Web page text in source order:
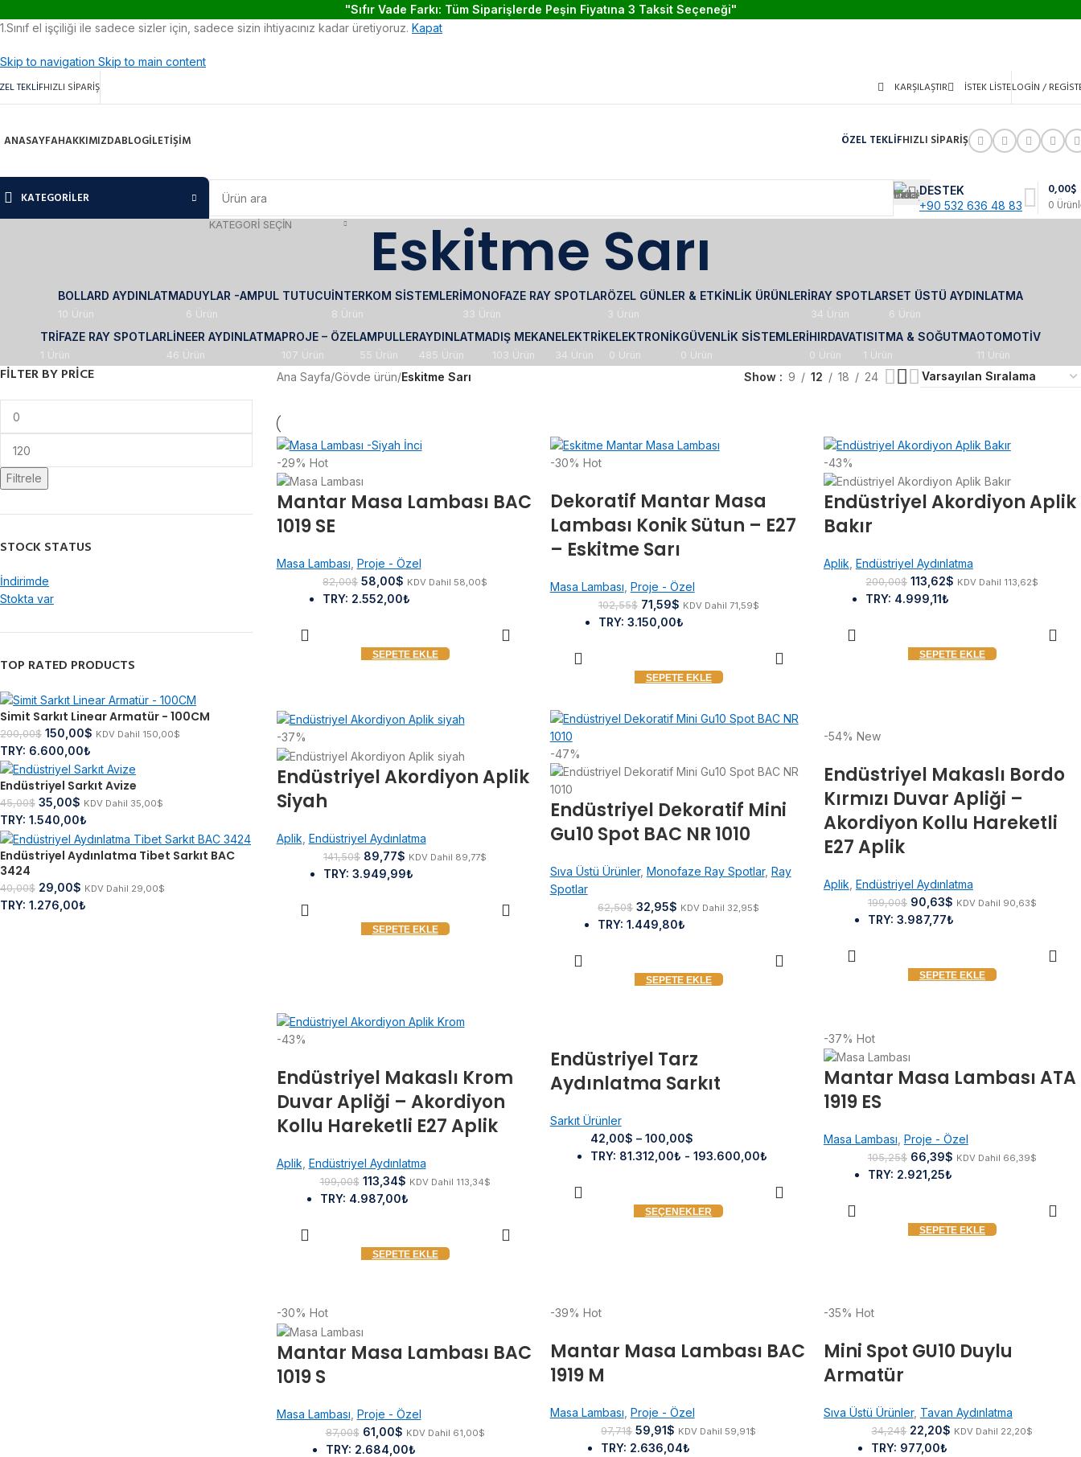
"Sıfır Vade Farkı: Tüm Siparişlerde Peşin Fiyatına 3 Taksit Seçeneği"
1.Sınıf el işçiliği ile sadece sizler için, sadece sizin ihtiyacınız kadar üretiyoruz. Kapat
Skip to navigation Skip to main content
TEKLİFHIZLI SİPARİŞ KARŞILAŞTIR İSTEK LISTELOGIN /
ANASAYFAHAKKIMIZDABLOGİLETIŞIM ÖZEL TEKLİFHIZLI SİPARİŞ
KATEGORİLER
KATEGORİ SEÇİN
DESTEK
+90 532 636 48 83
0
0,00$
Eskitme Sarı
BOLLARD AYDINLATMA
10 Ürün
DUYLAR -AMPUL TUTUCU
6 Ürün
İNTERKOM SISTEMLERI
8 Ürün
MONOFAZE RAY SPOTLAR
33 Ürün
ÖZEL GÜNLER & ETKINLIK ÜRÜNLERI
3 Ürün
RAY SPOTLAR
34 Ürün
SET ÜSTÜ AYDINLATMA
6 Ürün
TRIFAZE RAY SPOTLAR
1 Ürün
LINEER AYDINLATMA
46 Ürün
PROJE – ÖZEL
107 Ürün
AMPULLER
55 Ürün
AYDINLATMA
485 Ürün
DIŞ MEKAN
103 Ürün
ELEKTRIK
34 Ürün
ELEKTRONIK
0 Ürün
GÜVENLIK SISTEMLERI
0 Ürün
HIRDAVAT
0 Ürün
ISITMA & SOĞUTMA
1 Ürün
OTOMOTIV
11 Ürün
FILTER BY PRICE
Filtrele
STOCK STATUS
İndirimde
Stokta var
TOP RATED PRODUCTS
Simit Sarkıt Linear Armatür - 100CM
200,00$ 150,00$ KDV Dahil 150,00$
TRY: 6.600,00₺
Endüstriyel Sarkıt Avize
45,00$ 35,00$ KDV Dahil 35,00$
TRY: 1.540,00₺
Endüstriyel Aydınlatma Tibet Sarkıt BAC
3424
40,00$ 29,00$ KDV Dahil 29,00$
TRY: 1.276,00₺
Ana Sayfa/Gövde ürün/Eskitme Sarı Show 9 12 18 24
-29% Hot
Mantar Masa Lambası BAC
1019 SE
Masa Lambası Proje - Özel
82,00$ 58,00$ KDV Dahil 58,00$
TRY: 2.552,00₺
SEPETE EKLE
-30% Hot
Dekoratif Mantar Masa
Lambası Konik Sütun – E27
– Eskitme Sarı
Masa Lambası Proje - Özel
102,55$ 71,59$ KDV Dahil 71,59$
TRY: 3.150,00₺
SEPETE EKLE
-43%
Endüstriyel Akordiyon Aplik
Bakır
Aplik Endüstriyel Aydınlatma
200,00$ 113,62$ KDV Dahil 113,62$
TRY: 4.999,11₺
SEPETE EKLE
-37%
Endüstriyel Akordiyon Aplik
Siyah
Aplik Endüstriyel Aydınlatma
141,50$ 89,77$ KDV Dahil 89,77$
TRY:3.949,99₺
SEPETE EKLE
-47%
Endüstriyel Dekoratif Mini
Gu10 Spot BAC NR 1010
Sıva Üstü Ürünler, Monofaze Ray Spotlar, Ray
Spotlar
62,50$ 32,95$ KDV Dahil 32,95$
TRY:1.449,80₺
SEPETE EKLE
-54% New
Endüstriyel Makaslı Bordo
Kırmızı Duvar Apliği –
Akordiyon Kollu Hareketli
E27 Aplik
Aplik Endüstriyel Aydınlatma
199,00$ 90,63$ KDV Dahil 90,63$
TRY: 3.987,77₺
SEPETE EKLE
-43%
Endüstriyel Makaslı Krom
Duvar Apliği – Akordiyon
Kollu Hareketli E27 Aplik
Aplik Endüstriyel Aydınlatma
199,00$ 113,34$ KDV Dahil 113,34$
TRY: 4.987,00₺
SEPETE EKLE
Endüstriyel Tarz
Aydınlatma Sarkıt
Sarkıt Ürünler
42,00$ – 100,00$
TRY: 81.312,00₺ - 193.600,00₺
SEÇENEKLER
-37% Hot
Mantar Masa Lambası ATA
1919 ES
Masa Lambası Proje - Özel
105,25$ 66,39$ KDV Dahil 66,39$
TRY: 2.921,25₺
SEPETE EKLE
-30% Hot
Mantar Masa Lambası BAC
1019 S
Masa Lambası Proje - Özel
87,00$ 61,00$ KDV Dahil 61,00$
TRY: 2.684,00₺
-39% Hot
Mantar Masa Lambası BAC
1919 M
Masa Lambası Proje - Özel
97,71$ 59,91$ KDV Dahil 59,91$
TRY: 2.636,04₺
-35% Hot
Mini Spot GU10 Duylu
Armatür
Sıva Üstü Ürünler, Tavan Aydınlatma
34,24$ 22,20$ KDV Dahil 22,20$
TRY: 977,00₺